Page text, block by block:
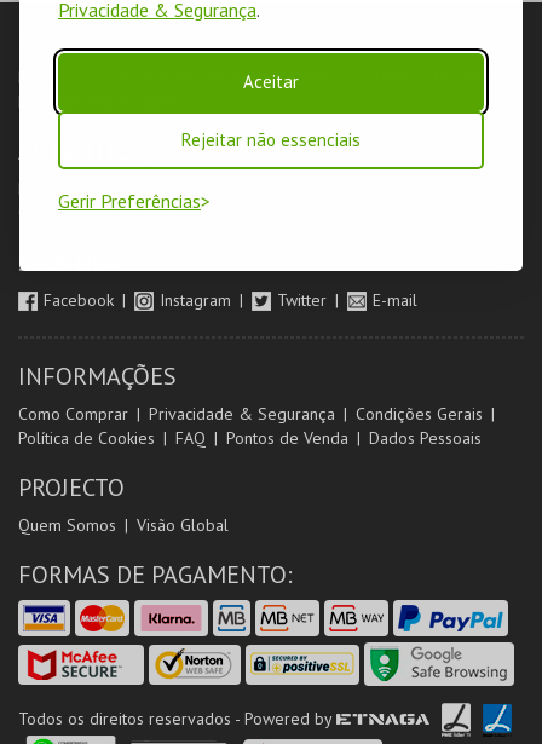
Privacidade & Segurança.
Aceitar
Rejeitar não essenciais
Gerir Preferências
Pesquisar Carrinho de compras Eventos
Livro de Reclamações
AUTENTICAÇÃO
Login & Registo de Clientes
Orientadores de Salas
SIGA-NOS
Facebook Instagram Twitter E-mail
INFORMAÇÕES
Como Comprar Privacidade & Segurança
Condições Gerais
Política de Cookies
FAQ Pontos de Venda Dados Pessoais
PROJECTO
Quem Somos Visão Global
FORMAS DE PAGAMENTO:
Todos os direitos reservados - Powered by ETNAGA